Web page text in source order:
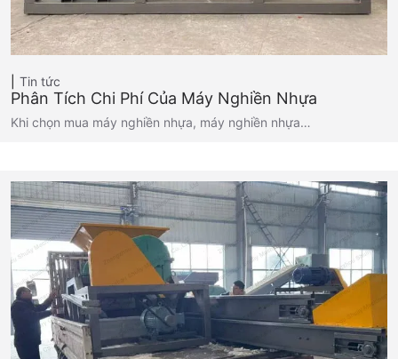
Tin tức
Phân Tích Chi Phí Của Máy Nghiền Nhựa
Khi chọn mua máy nghiền nhựa, máy nghiền nhựa…